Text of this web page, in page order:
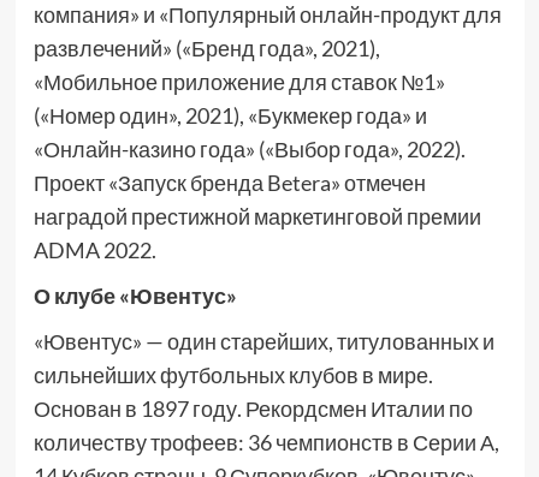
компания» и «Популярный онлайн-продукт для
развлечений» («Бренд года», 2021),
«Мобильное приложение для ставок №1»
(«Номер один», 2021), «Букмекер года» и
«Онлайн-казино года» («Выбор года», 2022).
Проект «Запуск бренда Betera» отмечен
наградой престижной маркетинговой премии
ADMA 2022.
О клубе «Ювентус»
«Ювентус» — один старейших, титулованных и
сильнейших футбольных клубов в мире.
Основан в 1897 году. Рекордсмен Италии по
количеству трофеев: 36 чемпионств в Серии А,